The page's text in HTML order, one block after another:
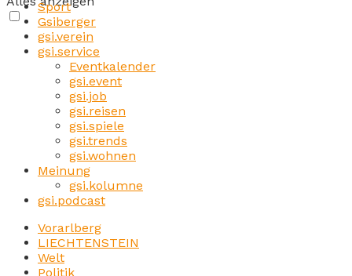
Sport
Gsiberger
gsi.verein
gsi.service
Eventkalender
gsi.event
gsi.job
gsi.reisen
gsi.spiele
gsi.trends
gsi.wohnen
Meinung
gsi.kolumne
gsi.podcast
Vorarlberg
LIECHTENSTEIN
Welt
Politik